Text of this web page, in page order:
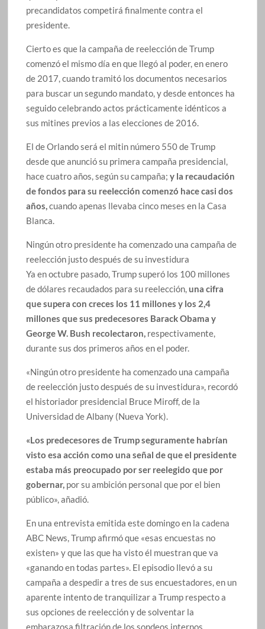
precandidatos competirá finalmente contra el
presidente.
Cierto es que la campaña de reelección de Trump
comenzó el mismo día en que llegó al poder, en enero
de 2017, cuando tramitó los documentos necesarios
para buscar un segundo mandato, y desde entonces ha
seguido celebrando actos prácticamente idénticos a
sus mitines previos a las elecciones de 2016.
El de Orlando será el mitin número 550 de Trump
desde que anunció su primera campaña presidencial,
hace cuatro años, según su campaña;y la recaudación
de fondos para su reelección comenzó hace casi dos
años,cuando apenas llevaba cinco meses en la Casa
Blanca.
Ningún otro presidente ha comenzado una campaña de
reelección justo después de su investidura
Ya en octubre pasado, Trump superó los 100 millones
de dólares recaudados para su reelección,una cifra
que supera con creces los 11 millones y los 2,4
millones que sus predecesores Barack Obama y
George W. Bush recolectaron, respectivamente,
durante sus dos primeros años en el poder.
«Ningún otro presidente ha comenzado una campaña
de reelección justo después de su investidura», recordó
el historiador presidencial Bruce Miroff, de la
Universidad de Albany (Nueva York).
«Los predecesores de Trump seguramente habrían
visto esa acción como una señal de que el presidente
estaba más preocupado por ser reelegido que por
gobernar, por su ambición personal que por el bien
público», añadió.
En una entrevista emitida este domingo en la cadena
ABC News, Trump afirmó que «esas encuestas no
existen» y que las que ha visto él muestran que va
«ganando en todas partes». El episodio llevó a su
campaña a despedir a tres de sus encuestadores, en un
aparente intento de tranquilizar a Trump respecto a
sus opciones de reelección y de solventar la
embarazosa filtración de los sondeos internos.